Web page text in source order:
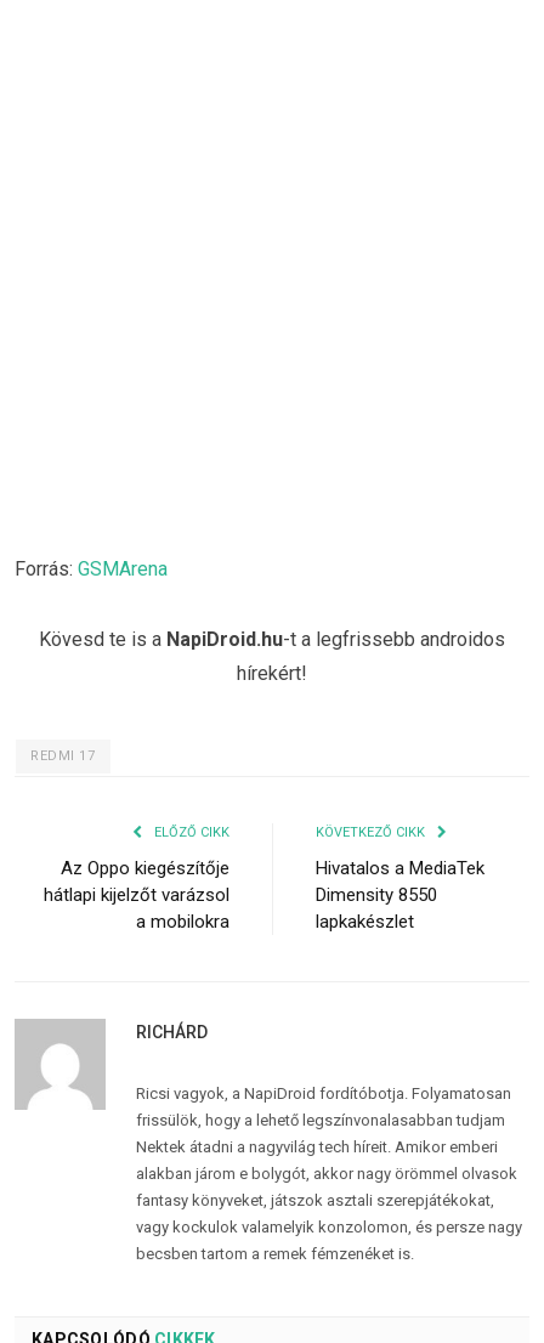
Forrás: GSMArena
Kövesd te is a NapiDroid.hu-t a legfrissebb androidos
hírekért!
REDMI 17
ELŐZŐ CIKK
Az Oppo kiegészítője
hátlapi kijelzőt varázsol
a mobilokra
KÖVETKEZŐ CIKK
Hivatalos a MediaTek
Dimensity 8550
lapkakészlet
RICHÁRD
Ricsi vagyok, a NapiDroid fordítóbotja. Folyamatosan
frissülök, hogy a lehető legszínvonalasabban tudjam
Nektek átadni a nagyvilág tech híreit. Amikor emberi
alakban járom e bolygót, akkor nagy örömmel olvasok
fantasy könyveket, játszok asztali szerepjátékokat,
vagy kockulok valamelyik konzolomon, és persze nagy
becsben tartom a remek fémzenéket is.
KAPCSOLÓDÓ CIKKEK